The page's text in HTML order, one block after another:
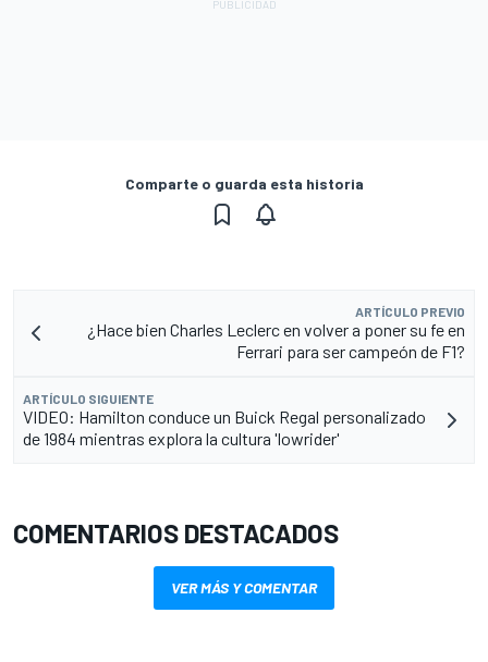
Comparte o guarda esta historia
ARTÍCULO PREVIO
¿Hace bien Charles Leclerc en volver a poner su fe en
Ferrari para ser campeón de F1?
ARTÍCULO SIGUIENTE
VIDEO: Hamilton conduce un Buick Regal personalizado
de 1984 mientras explora la cultura 'lowrider'
COMENTARIOS DESTACADOS
VER MÁS Y COMENTAR